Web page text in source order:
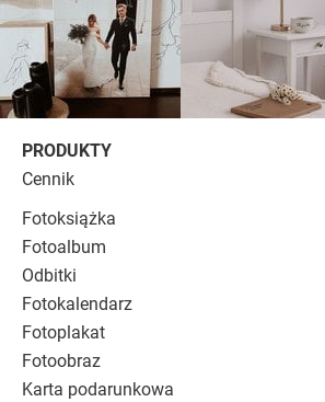
PRODUKTY
Cennik
Fotoksiążka
Fotoalbum
Odbitki
Fotokalendarz
Fotoplakat
Fotoobraz
Karta podarunkowa